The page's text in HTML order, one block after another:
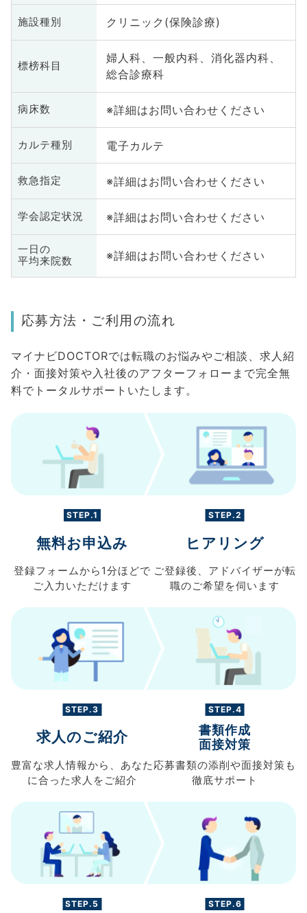
施設種別 クリニック(保険診療)
標榜科目
婦人科、一般内科、消化器内科、
総合診療科
病床数 ※詳細はお問い合わせください
カルテ種別 電子カルテ
救急指定 ※詳細はお問い合わせください
学会認定状況 ※詳細はお問い合わせください
一日の
平均来院数
※詳細はお問い合わせください
応募方法・ご利用の流れ
マイナビDOCTORでは転職のお悩みやご相談、求人紹
介・面接対策や入社後のアフターフォローまで完全無
料でトータルサポートいたします。
STEP.1
無料お申込み
登録フォームから 1分ほどで
ご入力 いただけます
STEP.2
ヒアリング
ご登録後、 アドバイザーが転
職のご希望を伺います
STEP.3
求人のご紹介
豊富な求人情報から、 あなた
に合った求人を ご紹介
STEP.4
書類作成
面接対策
応募書類の添削や面接対策も
徹底サポート
STEP.5 STEP.6